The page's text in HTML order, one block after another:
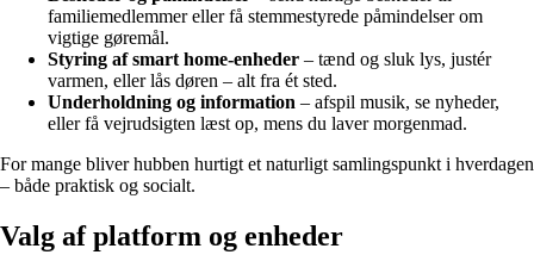
familiemedlemmer eller få stemmestyrede påmindelser om
vigtige gøremål.
Styring af smart home-enheder – tænd og sluk lys, justér
varmen, eller lås døren – alt fra ét sted.
Underholdning og information – afspil musik, se nyheder,
eller få vejrudsigten læst op, mens du laver morgenmad.
For mange bliver hubben hurtigt et naturligt samlingspunkt i hverdagen
– både praktisk og socialt.
Valg af platform og enheder